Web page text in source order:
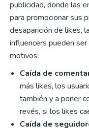
publicidad, donde las
para promocionar sus
desaparición de likes,
influencers pueden
motivos:
Caída de
más likes, los
también y a poner
revés, si los likes
Caída de